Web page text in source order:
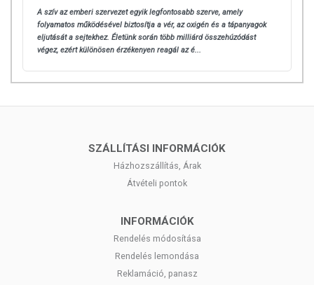
A szív az emberi szervezet egyik legfontosabb szerve, amely
folyamatos működésével biztosítja a vér, az oxigén és a tápanyagok
eljutását a sejtekhez. Életünk során több milliárd összehúzódást
végez, ezért különösen érzékenyen reagál az é...
SZÁLLÍTÁSI INFORMÁCIÓK
Házhozszállítás, Árak
Átvételi pontok
INFORMÁCIÓK
Rendelés módosítása
Rendelés lemondása
Reklamáció, panasz